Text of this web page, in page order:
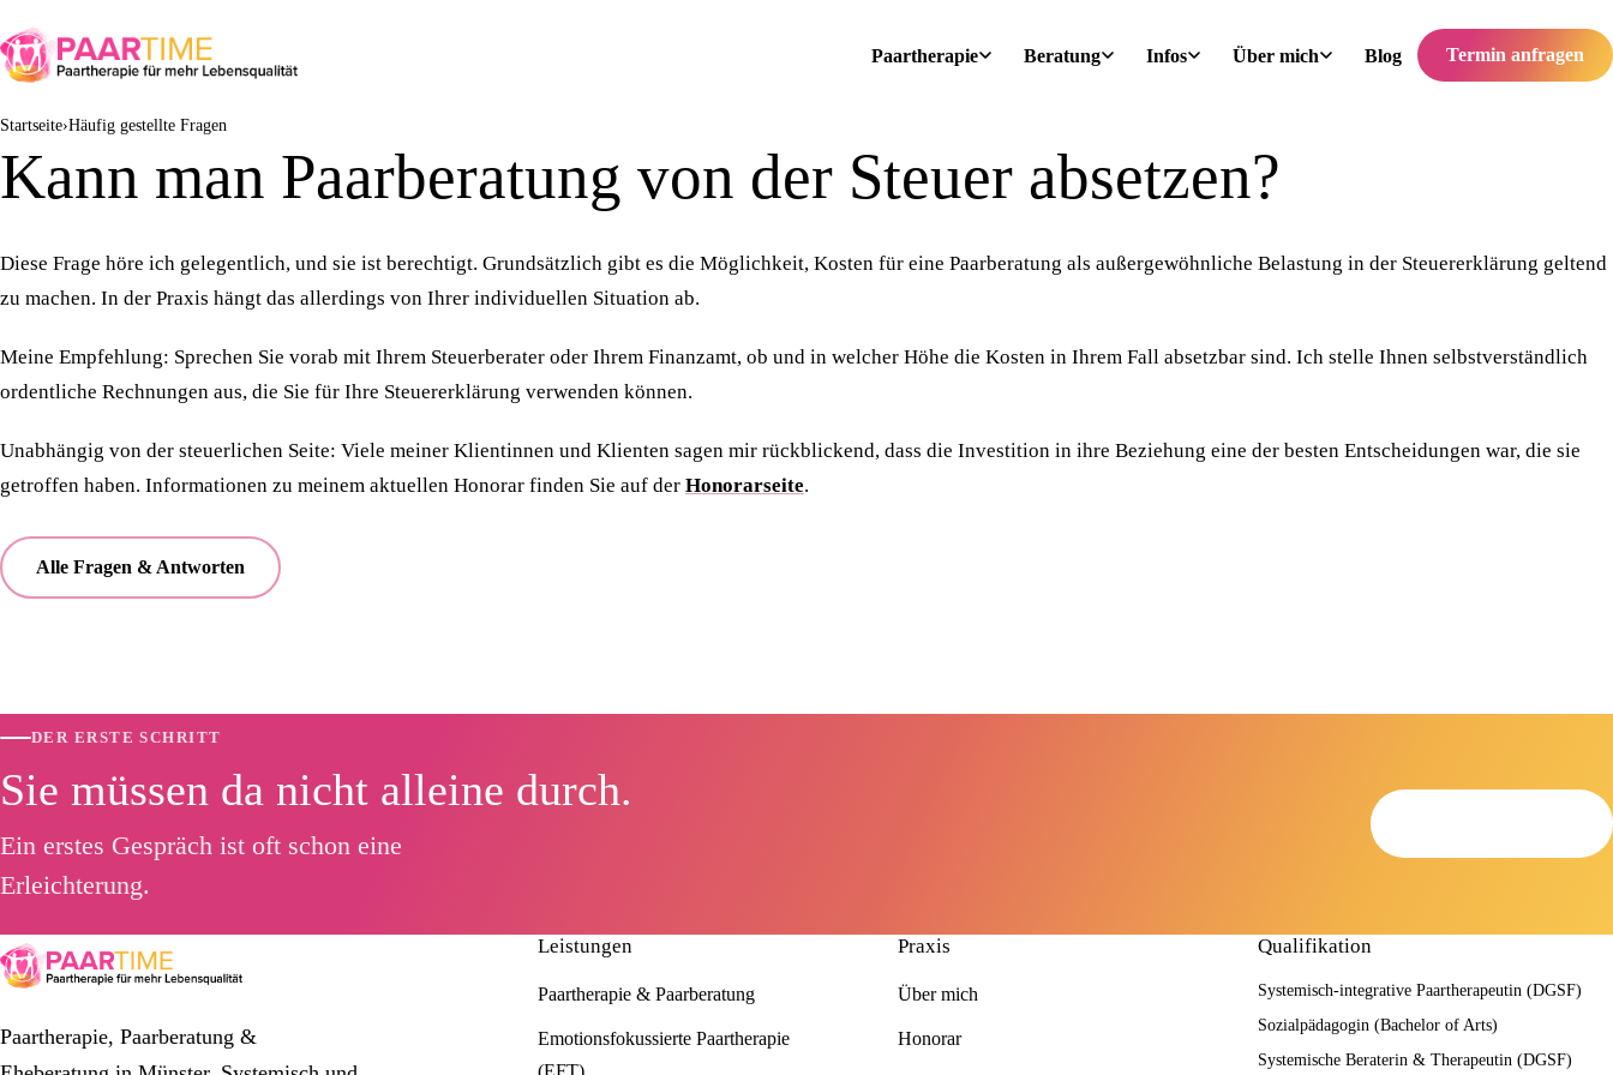
Paartherapie Beratung Infos Über mich Blog Termin anfragen
Startseite Häufig gestellte Fragen
Kann man Paarberatung von der Steuer absetzen?
Diese Frage höre ich gelegentlich, und sie ist berechtigt. Grundsätzlich gibt es die Möglichkeit, Kosten für eine Paarberatung als außergewöhnliche Belastung in der Steuererklärung geltend
zu machen. In der Praxis hängt das allerdings von Ihrer individuellen Situation ab.
Meine Empfehlung: Sprechen Sie vorab mit Ihrem Steuerberater oder Ihrem Finanzamt, ob und in welcher Höhe die Kosten in Ihrem Fall absetzbar sind. Ich stelle Ihnen selbstverständlich
ordentliche Rechnungen aus, die Sie für Ihre Steuererklärung verwenden können.
Unabhängig von der steuerlichen Seite: Viele meiner Klientinnen und Klienten sagen mir rückblickend, dass die Investition in ihre Beziehung eine der besten Entscheidungen war, die sie
getroffen haben. Informationen zu meinem aktuellen Honorar finden Sie auf der Honorarseite.
Alle Fragen & Antworten
DER ERSTE SCHRITT
Sie müssen da nicht alleine durch.
Ein erstes Gespräch ist oft schon eine
Erleichterung.
Paartherapie, Paarberatung &
Leistungen
Paartherapie & Paarberatung
Emotionsfokussierte Paartherapie
(EFT)
Praxis
Über mich
Honorar
Qualifikation
Systemisch-integrative Paartherapeutin (DGSF)
Sozialpädagogin (Bachelor of Arts)
Systemische Beraterin & Therapeutin (DGSF)